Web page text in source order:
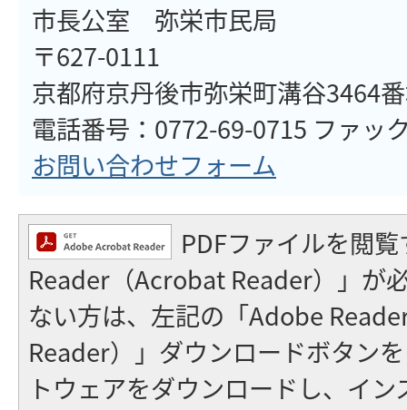
市長公室 弥栄市民局
〒627-0111
京都府京丹後市弥栄町溝谷3464
電話番号：0772-69-0715 ファッ
お問い合わせフォーム
PDFファイルを閲
Reader（Acrobat Reader）」が
ない方は、左記の「Adobe
Reader）」ダウンロードボタン
トウェアをダウンロードし、イ